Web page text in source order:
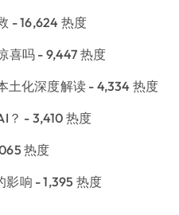
- 16,624 热度
喜吗 - 9,447 热度
土化深度解读 - 4,334 热度
？ - 3,410 热度
热度
影响 - 1,395 热度